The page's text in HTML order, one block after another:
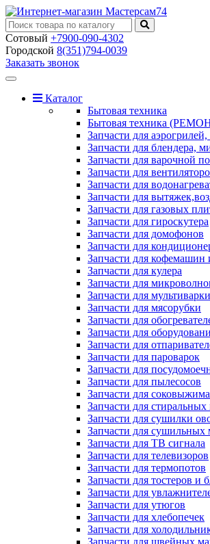
Сотовый +7900-090-4302
Городской 8(351)794-0039
Заказать звонок
Toggle
navigationКаталог
Бытовая техника
Бытовая техника
Запчасти для
Запчасти для блендера,
Запчасти для варочной
Запчасти для
Запчасти для
Запчасти для
Запчасти для газовых
Запчасти для гироскутера
Запчасти для домофонов
Запчасти для
Запчасти для кофемашин
Запчасти для кулера
Запчасти для
Запчасти для мультиварки
Запчасти для мясорубки
Запчасти для
Запчасти для
Запчасти для
Запчасти для пароварок
Запчасти для
Запчасти для пылесосов
Запчасти для
Запчасти для
Запчасти для сушилки
Запчасти для
Запчасти для ТВ сигнала
Запчасти для телевизоров
Запчасти для термопотов
Запчасти для тостеров и
Запчасти для
Запчасти для утюгов
Запчасти для хлебопечек
Запчасти для
Запчасти для швейных